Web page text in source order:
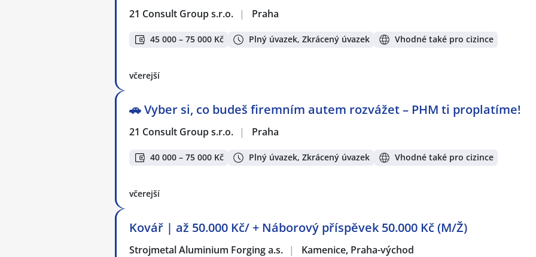
21 Consult Group s.r.o. | Praha
45 000 – 75 000 Kč Plný úvazek, Zkrácený úvazek Vhodné také pro cizince
včerejší
🚗 Vyber si, co budeš firemním autem rozvážet – PHM ti proplatíme!
21 Consult Group s.r.o. | Praha
40 000 – 75 000 Kč Plný úvazek, Zkrácený úvazek Vhodné také pro cizince
včerejší
Kovář | až 50.000 Kč/ + Náborový příspěvek 50.000 Kč (M/Ž)
Strojmetal Aluminium Forging a.s. | Kamenice, Praha-východ